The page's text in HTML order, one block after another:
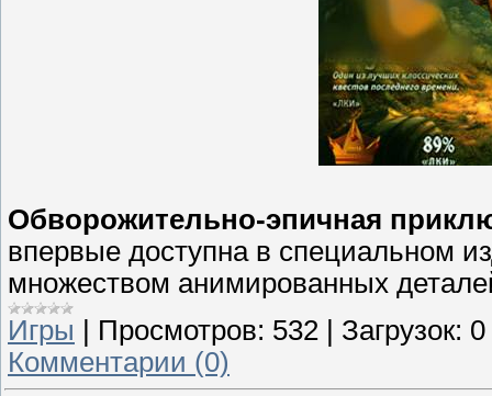
Обворожительно-эпичная
впервые доступна в специальном
множеством анимированных
Игры
Просмотров: 532 Загрузок: 0
Комментарии (0)